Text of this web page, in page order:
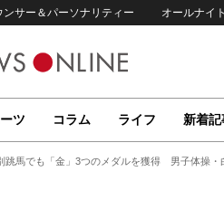
ンサー＆パーソナリティー オールナイ
ツ コラム ライフ 新着記
跳馬でも「金」3つのメダルを獲得 男子体操・